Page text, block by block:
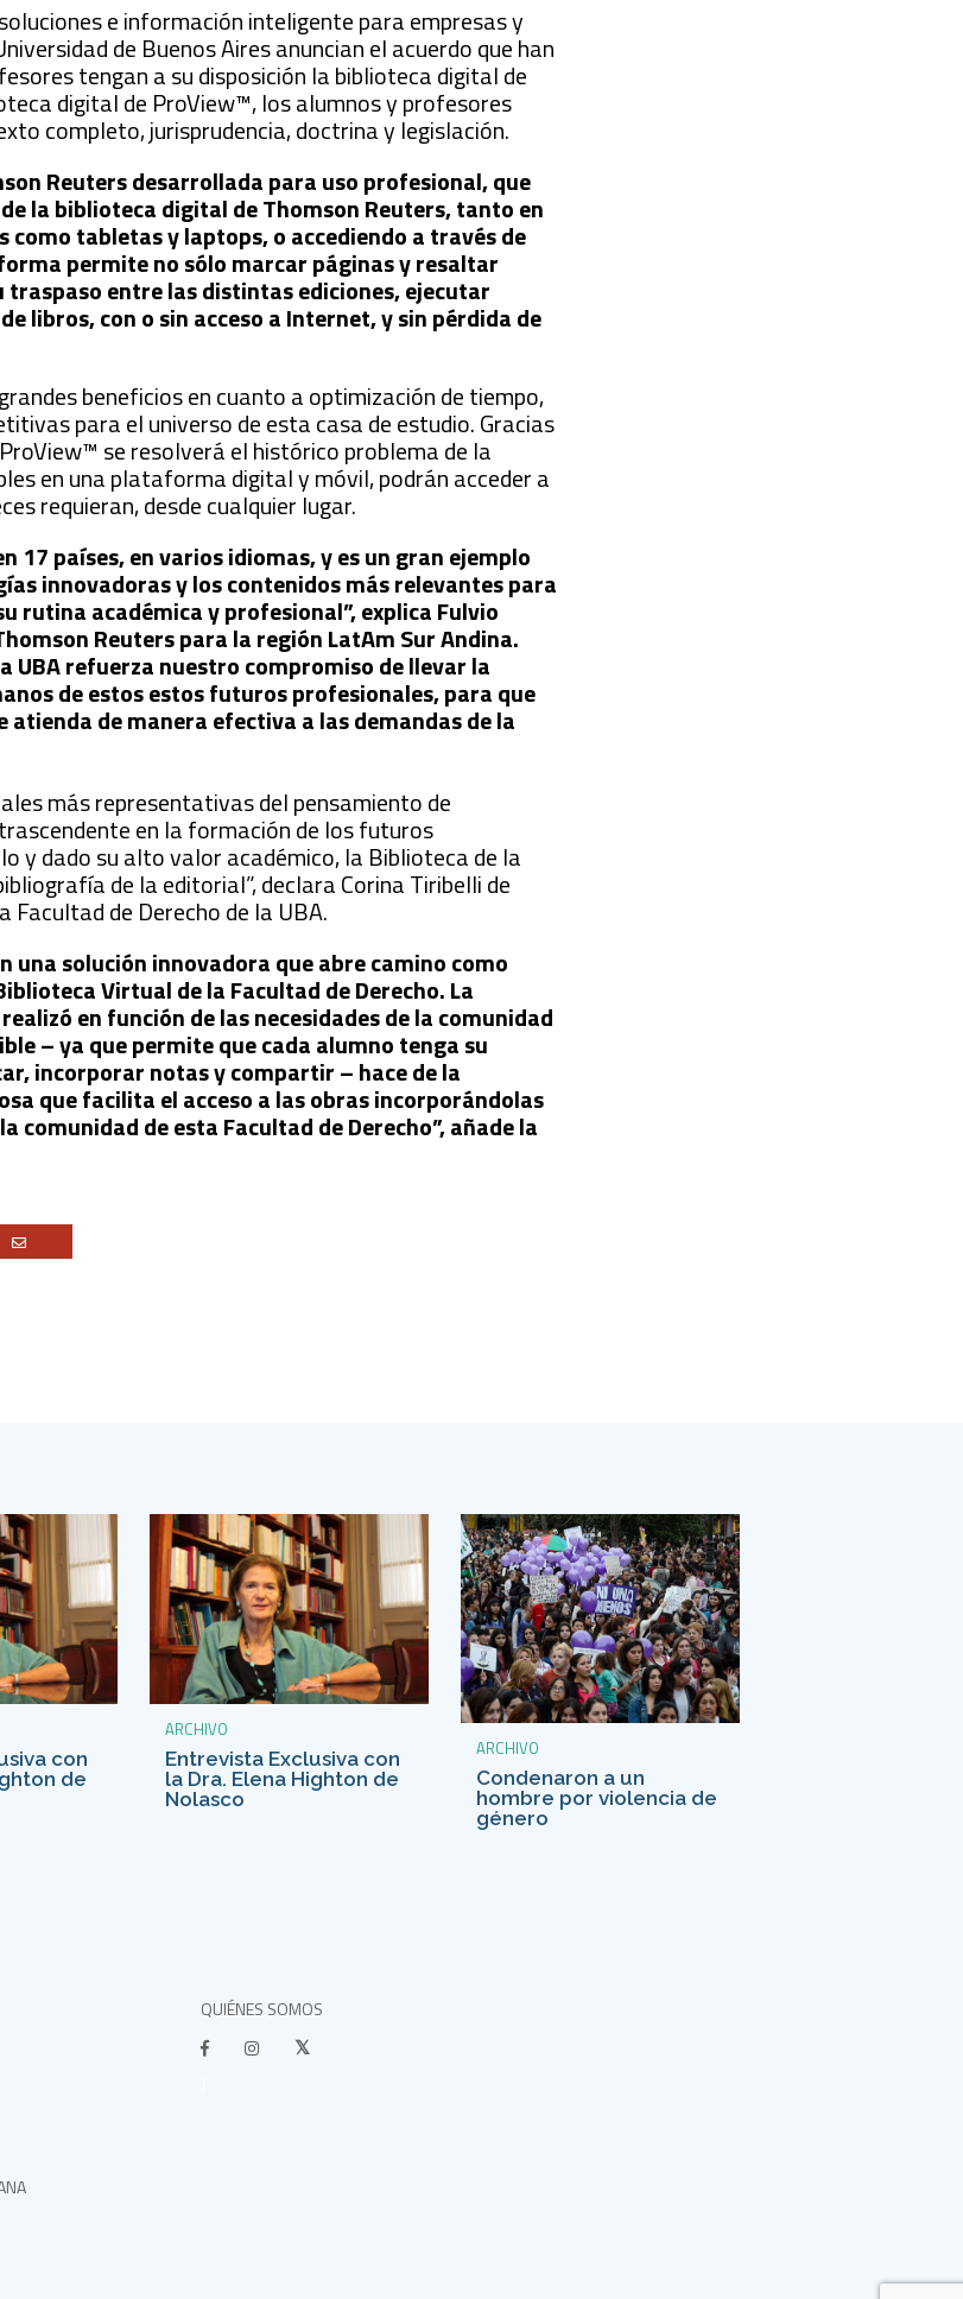
e información inteligente para empresas y
de Buenos Aires anuncian el acuerdo que han
tengan a su disposición la biblioteca digital de
digital de ProView™, los alumnos y profesores
completo, jurisprudencia, doctrina y legislación.
Reuters desarrollada para uso profesional, que
la biblioteca digital de Thomson Reuters, tanto en
tabletas y laptops, o accediendo a través de
permite no sólo marcar páginas y resaltar
entre las distintas ediciones, ejecutar
libros, con o sin acceso a Internet, y sin pérdida de
beneficios en cuanto a optimización de tiempo,
para el universo de esta casa de estudio. Gracias
se resolverá el histórico problema de la
en una plataforma digital y móvil, podrán acceder a
requieran, desde cualquier lugar.
17 países, en varios idiomas, y es un gran ejemplo
innovadoras y los contenidos más relevantes para
rutina académica y profesional”, explica Fulvio
Reuters para la región LatAm Sur Andina.
UBA refuerza nuestro compromiso de llevar la
de estos estos futuros profesionales, para que
de manera efectiva a las demandas de la
más representativas del pensamiento de
en la formación de los futuros
y dado su alto valor académico, la Biblioteca de la
de la editorial”, declara Corina Tiribelli de
de Derecho de la UBA.
solución innovadora que abre camino como
Virtual de la Facultad de Derecho. La
en función de las necesidades de la comunidad
– ya que permite que cada alumno tenga su
incorporar notas y compartir – hace de la
que facilita el acceso a las obras incorporándolas
comunidad de esta Facultad de Derecho”, añade la
con
de
ARCHIVO
Entrevista Exclusiva con
la Dra. Elena Highton de
Nolasco
ARCHIVO
Condenaron a un
hombre por violencia de
género
QUIÉNES SOMOS